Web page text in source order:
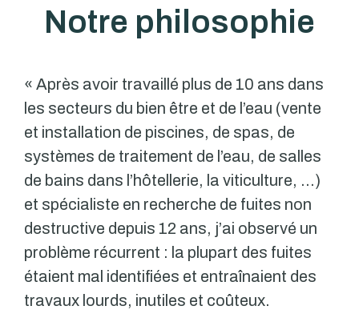
Notre philosophie
« Après avoir travaillé plus de 10 ans dans
les secteurs du bien être et de l’eau (vente
et installation de piscines, de spas, de
systèmes de traitement de l’eau, de salles
de bains dans l’hôtellerie, la viticulture, …)
et spécialiste en recherche de fuites non
destructive depuis 12 ans, j’ai observé un
problème récurrent : la plupart des fuites
étaient mal identifiées et entraînaient des
travaux lourds, inutiles et coûteux.